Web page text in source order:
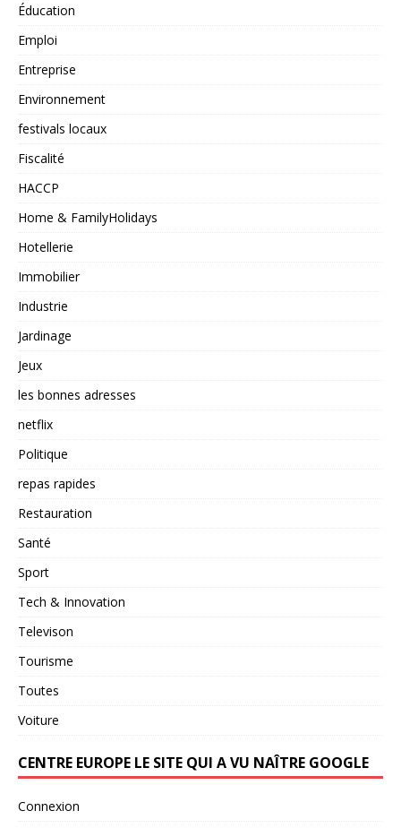
Éducation
Emploi
Entreprise
Environnement
festivals locaux
Fiscalité
HACCP
Home & FamilyHolidays
Hotellerie
Immobilier
Industrie
Jardinage
Jeux
les bonnes adresses
netflix
Politique
repas rapides
Restauration
Santé
Sport
Tech & Innovation
Televison
Tourisme
Toutes
Voiture
CENTRE EUROPE LE SITE QUI A VU NAÎTRE GOOGLE
Connexion